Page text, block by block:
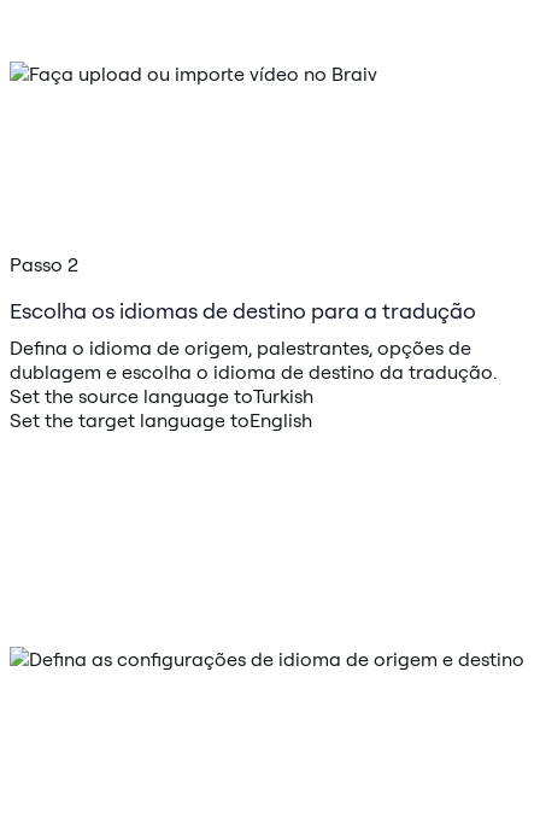
Passo 2
Escolha os idiomas de destino para a tradução
Defina o idioma de origem, palestrantes, opções de
dublagem e escolha o idioma de destino da tradução.
Set the source language toTurkish
Set the target language toEnglish